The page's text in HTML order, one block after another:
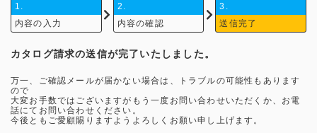
1.
内容の入力
2.
内容の確認
3.
送信完了
カタログ請求の送信が完了いたしました。
万一、ご確認メールが届かない場合は、トラブルの可能性もあります
ので
大変お手数ではございますがもう一度お問い合わせいただくか、お電
話にてお問い合わせください。
今後ともご愛顧賜りますようよろしくお願い申し上げます。